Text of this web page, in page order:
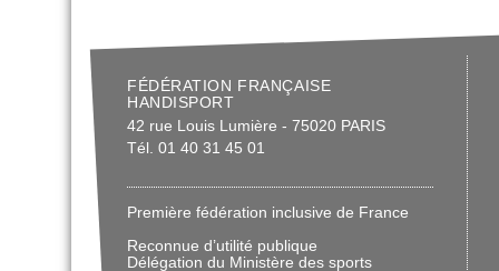
FÉDÉRATION FRANÇAISE
HANDISPORT
42 rue Louis Lumière - 75020 PARIS
Tél. 01 40 31 45 01
Première fédération inclusive de France
Reconnue d’utilité publique
Délégation du Ministère des sports